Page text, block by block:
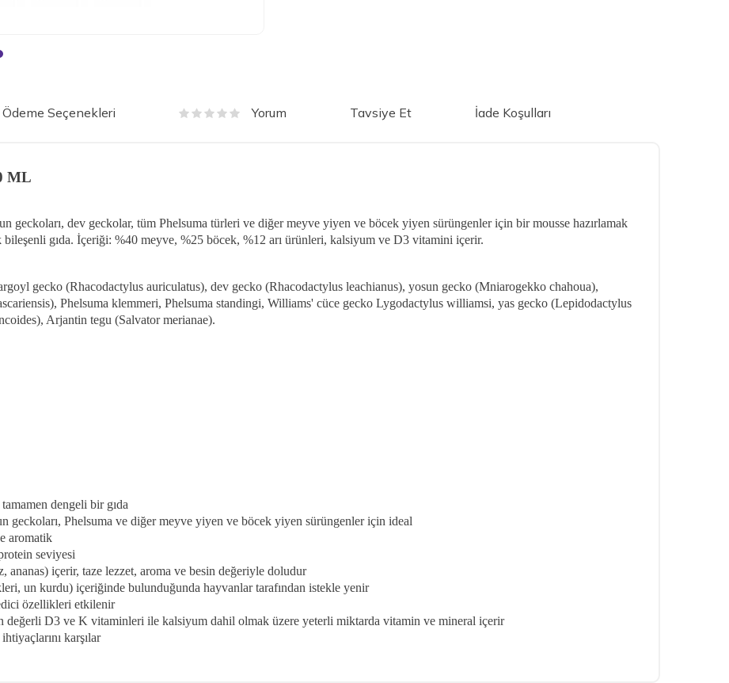
Ödeme Seçenekleri Yorum Tavsiye Et İade Koşulları
ML
geckoları, dev geckolar, tüm Phelsuma türleri ve diğer meyve yiyen ve böcek yiyen sürüngenler için bir mousse hazırlamak
gıda. İçeriği: %40 meyve, %25 böcek, %12 arı ürünleri, kalsiyum ve D3 vitamini içerir.
gecko (Rhacodactylus auriculatus), dev gecko (Rhacodactylus leachianus), yosun gecko (Mniarogekko chahoua),
Phelsuma klemmeri, Phelsuma standingi, Williams' cüce gecko Lygodactylus williamsi, yas gecko (Lepidodactylus
Arjantin tegu (Salvator merianae).
dengeli bir gıda
geckoları, Phelsuma ve diğer meyve yiyen ve böcek yiyen sürüngenler için ideal
aromatik
seviyesi
ananas) içerir, taze lezzet, aroma ve besin değeriyle doludur
un kurdu) içeriğinde bulunduğunda hayvanlar tarafından istekle yenir
özellikleri etkilenir
değerli D3 ve K vitaminleri ile kalsiyum dahil olmak üzere yeterli miktarda vitamin ve mineral içerir
karşılar